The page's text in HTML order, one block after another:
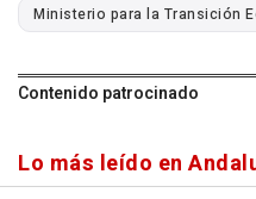
Ministerio para la Transición
Contenido patrocinado
Lo más leído en